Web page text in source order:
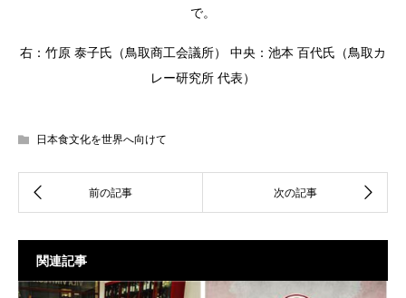
で。
右：竹原 泰子氏（鳥取商工会議所） 中央：池本 百代氏（鳥取カ
レー研究所 代表）
日本食文化を世界へ向けて
関連記事